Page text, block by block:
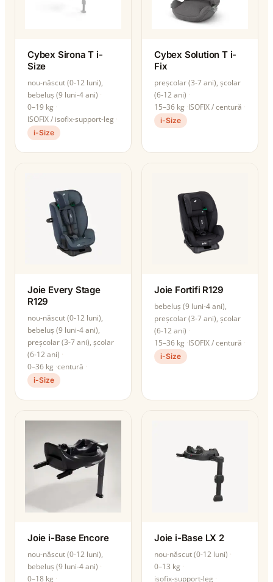
Cybex Sirona T i-
Size
nou-născut (0-12 luni),
bebeluș (9 luni-4 ani)
0–19 kg
ISOFIX / isofix-support-leg
i-Size
Cybex Solution T i-
Fix
preșcolar (3-7 ani), școlar
(6-12 ani)
15–36 kg ISOFIX / centură
i-Size
Joie Every Stage
R129
nou-născut (0-12 luni),
bebeluș (9 luni-4 ani),
preșcolar (3-7 ani), școlar
(6-12 ani)
0–36 kg centură
i-Size
Joie Fortifi R129
bebeluș (9 luni-4 ani),
preșcolar (3-7 ani), școlar
(6-12 ani)
15–36 kg ISOFIX / centură
i-Size
Joie i-Base Encore
nou-născut (0-12 luni),
bebeluș (9 luni-4 ani)
0–18 kg
Joie i-Base LX 2
nou-născut (0-12 luni)
0–13 kg
isofix-support-leg